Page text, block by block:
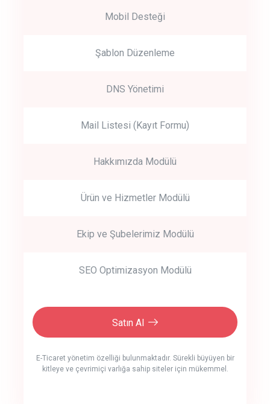
Mobil Desteği
Şablon Düzenleme
DNS Yönetimi
Mail Listesi (Kayıt Formu)
Hakkımızda Modülü
Ürün ve Hizmetler Modülü
Ekip ve Şubelerimiz Modülü
SEO Optimizasyon Modülü
Satın Al
E-Ticaret yönetim özelliği bulunmaktadır. Sürekli büyüyen bir
kitleye ve çevrimiçi varlığa sahip siteler için mükemmel.